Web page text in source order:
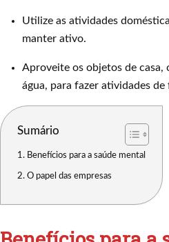
Utilize as atividades
manter ativo.
Aproveite os objetos de casa,
água, para fazer atividades
Sumário
Benefícios para a saúde mental
O papel das empresas